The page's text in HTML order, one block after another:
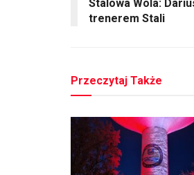
Stalowa Wola:
trenerem Stali
Przeczytaj Także